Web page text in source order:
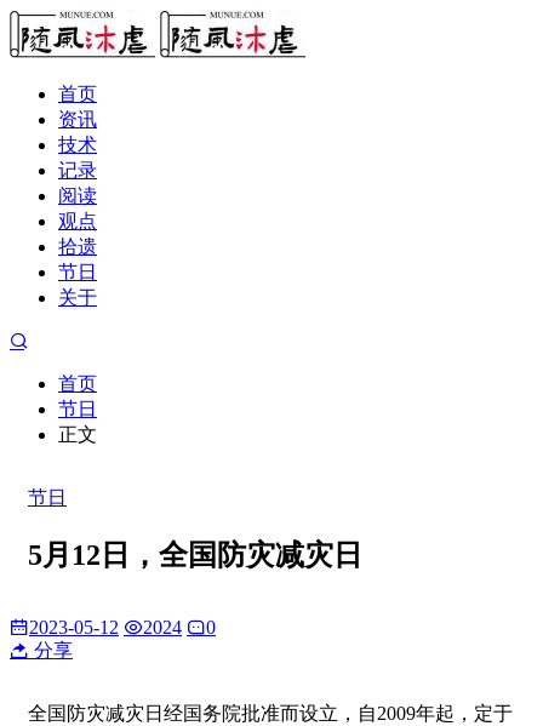
首页
资讯
技术
记录
阅读
观点
拾遗
节日
关于
首页
节日
正文
节日
5月12日，全国防灾减灾日
2023-05-12 2024
0
分享
全国防灾减灾日经国务院批准而设立，自2009年起，定于